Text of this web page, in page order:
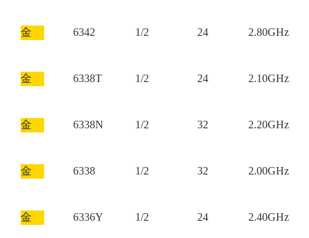
金 6342 1/2 24 2.80GHz
金 6338T 1/2 24 2.10GHz
金 6338N 1/2 32 2.20GHz
金 6338 1/2 32 2.00GHz
金 6336Y 1/2 24 2.40GHz